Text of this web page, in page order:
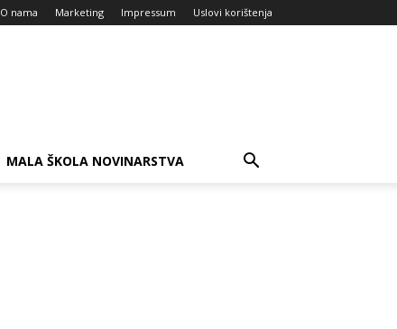
O nama Marketing Impressum Uslovi korištenja
MALA ŠKOLA NOVINARSTVA